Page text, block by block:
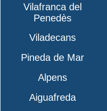
Vilafranca del
Penedès
Viladecans
Pineda de Mar
Alpens
Aiguafreda